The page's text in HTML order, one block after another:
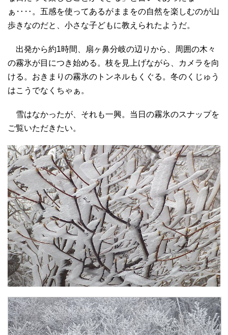
ぁ‥‥。五感を使ってあるがままをの自然を楽しむのが山
歩きなのだと、小さな子どもに教えられたようだ。
出発から約1時間、扇ヶ鼻分岐の辺りから、周囲の木々
の霧氷が目につき始める。枝を見上げながら、カメラを向
ける。おきまりの霧氷のトンネルもくぐる。冬のくじゅう
はこうでなくちゃぁ。
雪はなかったが、それも一興。当日の霧氷のスナップを
ご覧いただきたい。